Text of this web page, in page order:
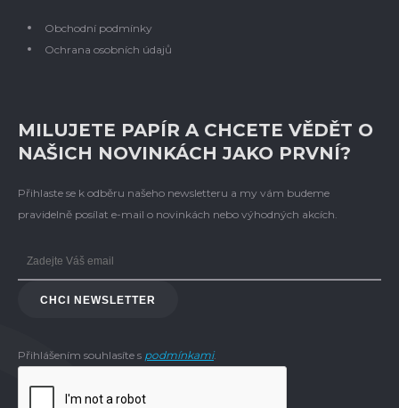
Obchodní podmínky
Ochrana osobních údajů
MILUJETE PAPÍR A CHCETE VĚDĚT O
NAŠICH NOVINKÁCH JAKO PRVNÍ?
Přihlaste se k odběru našeho newsletteru a my vám budeme
pravidelně posílat e-mail o novinkách nebo výhodných akcích.
CHCI NEWSLETTER
Přihlášením souhlasíte s podmínkami.